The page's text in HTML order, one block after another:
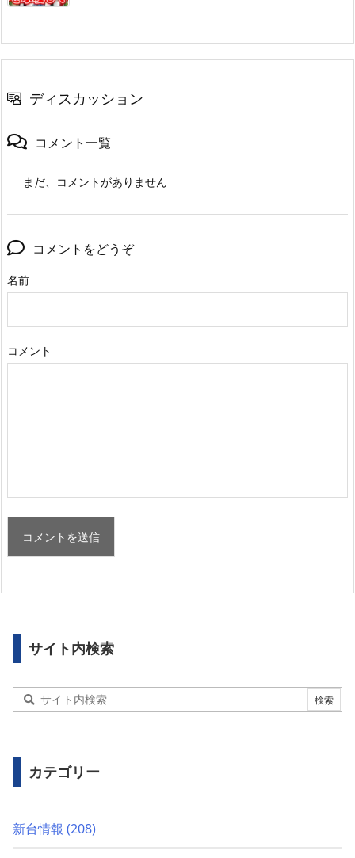
ディスカッション
コメント一覧
まだ、コメントがありません
コメントをどうぞ
名前
コメント
サイト内検索
カテゴリー
新台情報 (208)